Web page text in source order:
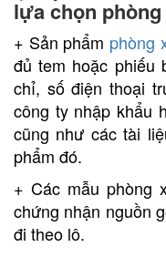
lựa chọn
+ Sản phẩm phòng
đủ tem hoặc phiếu
chỉ, số điện thoại
công ty nhập khẩu
cũng như các tài
phẩm đó.
+ Các mẫu phòng
chứng nhận nguồn
đi theo lô.